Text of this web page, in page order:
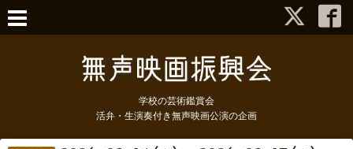
学校の芸術鑑賞会
活弁・生演奏付き無声映画公演の企画